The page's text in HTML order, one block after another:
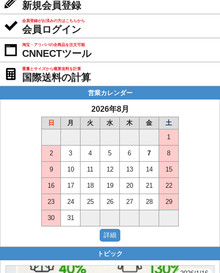
新規会員登録
会員登録がお済みの方はこちらから
会員ログイン
淘宝・アリババの全商品を注文可能
CNNECTツール
重量とサイズから概算送料を計算
国際送料の計算
営業カレンダー
2026年8月
日 月 火 水 木 金
土
1
2 3 4 5 6 7 8
9 10 11 12 13 14 15
16 17 18 19 20 21 22
23 24 25 26 27 28 29
30 31
トピック